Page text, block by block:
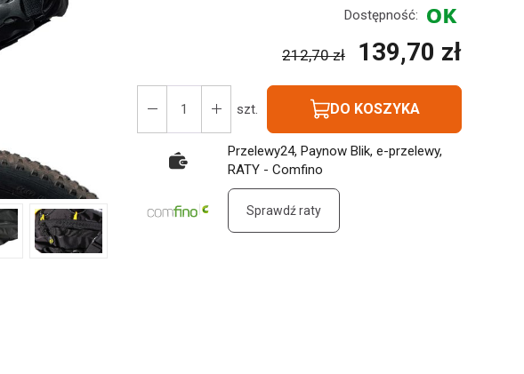
Dostępność:
212,70 zł 139,70 zł
szt. DO KOSZYKA
Przelewy24, Paynow Blik, e-przelewy,
RATY - Comfino
Sprawdź raty